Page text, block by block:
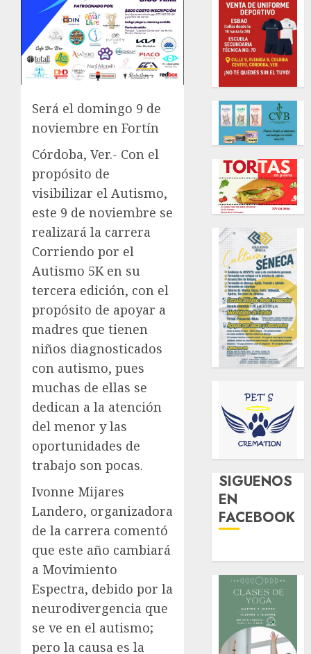
Será el domingo 9 de
noviembre en Fortín
Córdoba, Ver.- Con el
propósito de
visibilizar el Autismo,
este 9 de noviembre se
realizará la carrera
Corriendo por el
Autismo 5K en su
tercera edición, con el
propósito de apoyar a
madres que tienen
niños diagnosticados
con autismo, pues
muchas de ellas se
dedican a la atención
del menor y las
oportunidades de
trabajo son pocas.
Ivonne Mijares
Landero, organizadora
de la carrera comentó
que este año cambiará
a Movimiento
Espectra, debido por la
neurodivergencia que
se ve en el autismo;
pero la causa es la
SIGUENOS
EN
FACEBOOK